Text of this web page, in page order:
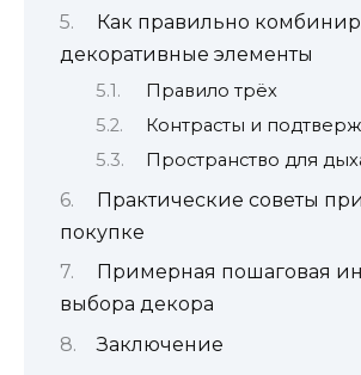
Как правильно
декоративные элементы
Правило трёх
Контрасты и
Пространство для
Практические советы
покупке
Примерная пошаговая
выбора декора
Заключение